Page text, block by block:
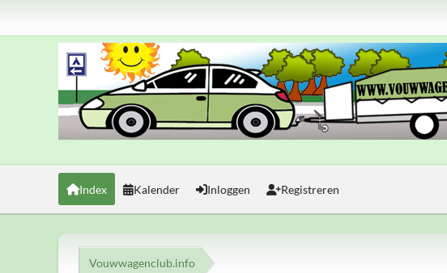
Index Kalender Inloggen Registreren
Vouwwagenclub.info